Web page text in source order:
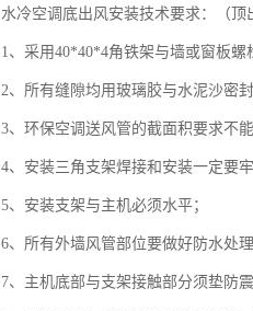
水冷空调底出风安装技术要求：（顶
1、采用40*40*4角铁架与墙或窗板螺
2、所有缝隙均用玻璃胶与水泥沙密封
3、环保空调送风管的截面积要求不能
4、安装三角支架焊接和安装一定要牢
5、安装支架与主机必须水平；
6、所有外墙风管部位要做好防水处理
7、主机底部与支架接触部分须垫防震